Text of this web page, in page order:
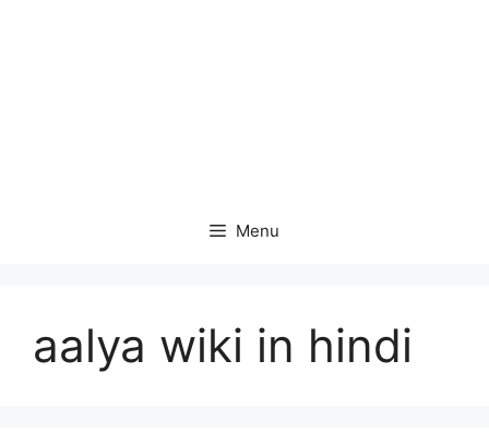
Menu
aalya wiki in hindi